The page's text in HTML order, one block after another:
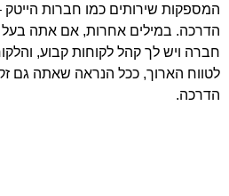
המספקות שירותים כמו חברות הייטק
הדרכה. במילים אחרות, אם אתה
חברה ויש לך קהל לקוחות קבוע,
לטווח הארוך, ככל הנראה שאתה גם
הדרכה.